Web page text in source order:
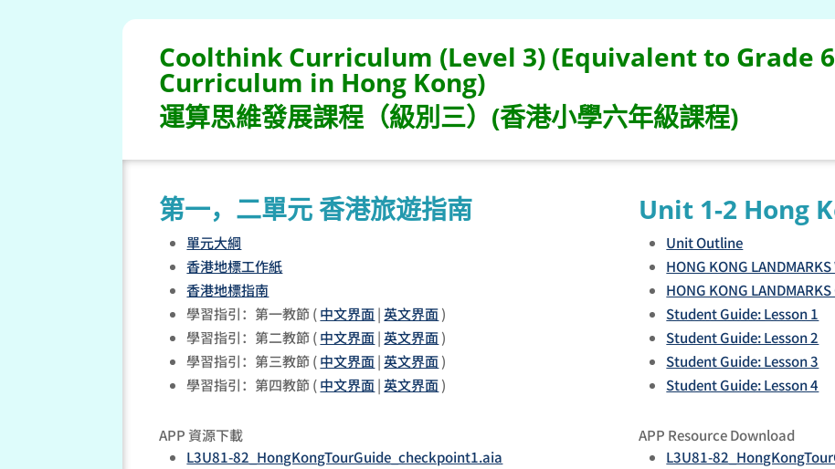
Coolthink Curriculum (Level 3) (Equivalent to Grade
Curriculum in Hong Kong)
運算思維發展課程（級別三）(香港小學六年級課程)
第一，二單元 香港旅遊指南
單元大綱
香港地標工作紙
香港地標指南
學習指引：第一教節 (中文界面|英文界面)
學習指引：第二教節 (中文界面|英文界面)
學習指引：第三教節 (中文界面|英文界面)
學習指引：第四教節 (中文界面|英文界面)
APP 資源下載
L3U81-82_HongKongTourGuide_checkpoint1.aia
Unit 1-2 Hong
Unit Outline
HONG KONG
HONG KONG LANDMARKS
Student Guide: Lesson 1
Student Guide: Lesson 2
Student Guide: Lesson 3
Student Guide: Lesson 4
APP Resource Download
L3U81-